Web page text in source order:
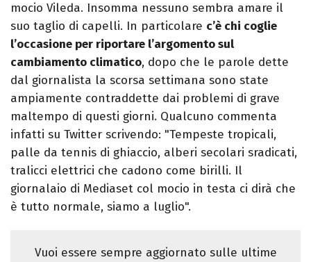
mocio Vileda. Insomma nessuno sembra amare il
suo taglio di capelli. In particolare c’è chi coglie
l’occasione per riportare l’argomento sul
cambiamento climatico, dopo che le parole dette
dal giornalista la scorsa settimana sono state
ampiamente contraddette dai problemi di grave
maltempo di questi giorni. Qualcuno commenta
infatti su Twitter scrivendo: "Tempeste tropicali,
palle da tennis di ghiaccio, alberi secolari sradicati,
tralicci elettrici che cadono come birilli. Il
giornalaio di Mediaset col mocio in testa ci dirà che
è tutto normale, siamo a luglio".
Vuoi essere sempre aggiornato sulle ultime